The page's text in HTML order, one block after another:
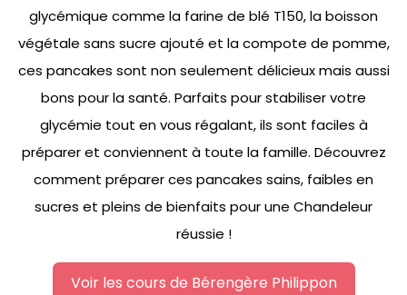
glycémique comme la farine de blé T150, la boisson
végétale sans sucre ajouté et la compote de pomme,
ces pancakes sont non seulement délicieux mais aussi
bons pour la santé. Parfaits pour stabiliser votre
glycémie tout en vous régalant, ils sont faciles à
préparer et conviennent à toute la famille. Découvrez
comment préparer ces pancakes sains, faibles en
sucres et pleins de bienfaits pour une Chandeleur
réussie !
Voir les cours de Bérengère Philippon